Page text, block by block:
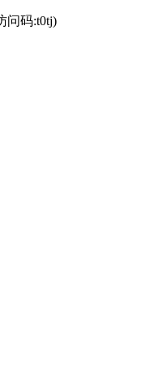
问码:t0tj)